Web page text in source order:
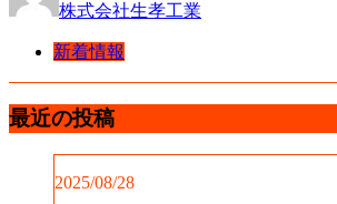
株式会社生孝工業
新着情報
最近の投稿
2025/08/28